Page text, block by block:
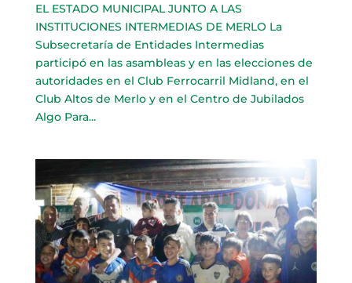
EL ESTADO MUNICIPAL JUNTO A LAS
INSTITUCIONES INTERMEDIAS DE MERLO La
Subsecretaría de Entidades Intermedias
participó en las asambleas y en las elecciones de
autoridades en el Club Ferrocarril Midland, en el
Club Altos de Merlo y en el Centro de Jubilados
Algo Para...